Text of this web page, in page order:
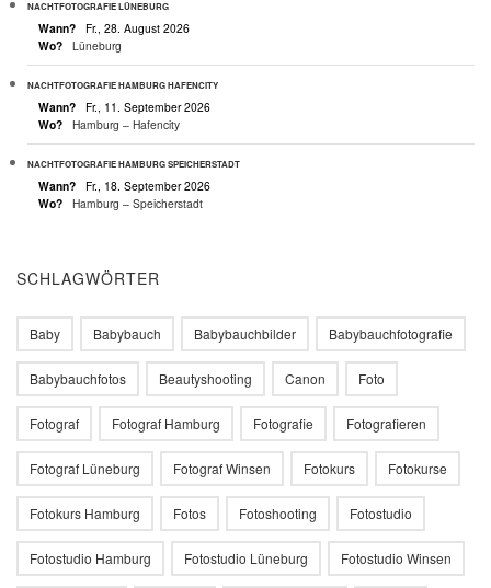
NACHTFOTOGRAFIE LÜNEBURG
Wann?
Fr., 28. August 2026
Wo?
Lüneburg
NACHTFOTOGRAFIE HAMBURG HAFENCITY
Wann?
Fr., 11. September 2026
Wo?
Hamburg – Hafencity
NACHTFOTOGRAFIE HAMBURG SPEICHERSTADT
Wann?
Fr., 18. September 2026
Wo?
Hamburg – Speicherstadt
SCHLAGWÖRTER
Baby Babybauch Babybauchbilder Babybauchfotografie
Babybauchfotos Beautyshooting Canon Foto
Fotograf Fotograf Hamburg Fotografie Fotografieren
Fotograf Lüneburg Fotograf Winsen Fotokurs Fotokurse
Fotokurs Hamburg Fotos Fotoshooting Fotostudio
Fotostudio Hamburg Fotostudio Lüneburg Fotostudio Winsen